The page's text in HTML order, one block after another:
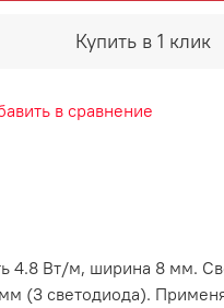
Купить в 1 клик
в сравнение
4.8 Вт/м, ширина 8 мм.
(3 светодиода).